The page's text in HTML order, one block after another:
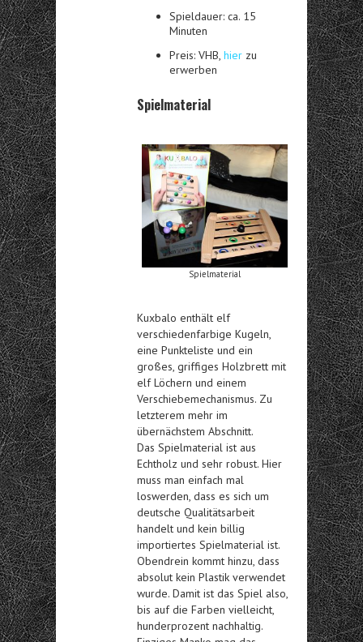
Spieldauer: ca. 15
Minuten
Preis: VHB, hier zu
erwerben
Spielmaterial
Spielmaterial
Kuxbalo enthält elf
verschiedenfarbige Kugeln,
eine Punkteliste und ein
großes, griffiges Holzbrett mit
elf Löchern und einem
Verschiebemechanismus. Zu
letzterem mehr im
übernächstem Abschnitt.
Das Spielmaterial ist aus
Echtholz und sehr robust. Hier
muss man einfach mal
loswerden, dass es sich um
deutsche Qualitätsarbeit
handelt und kein billig
importiertes Spielmaterial ist.
Obendrein kommt hinzu, dass
absolut kein Plastik verwendet
wurde. Damit ist das Spiel also,
bis auf die Farben vielleicht,
hunderprozent nachhaltig.